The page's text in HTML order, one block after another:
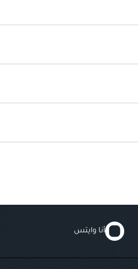
أنا وايتس